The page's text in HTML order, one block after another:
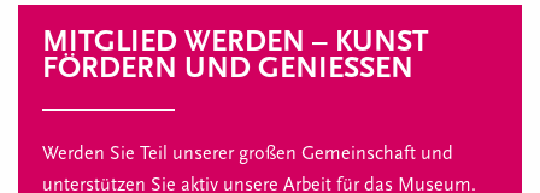
MITGLIED WERDEN – KUNST
FÖRDERN UND GENIESSEN
Werden Sie Teil unserer großen Gemeinschaft und
unterstützen Sie aktiv unsere Arbeit für das Museum.